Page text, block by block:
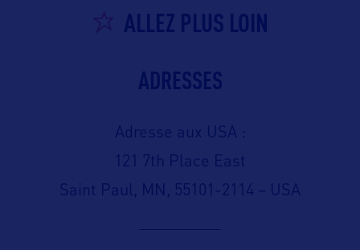
ALLEZ PLUS LOIN
ADRESSES
Adresse aux USA :
121 7th Place East
Saint Paul, MN, 55101-2114 – USA